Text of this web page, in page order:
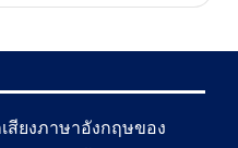
ยงภาษาอังกฤษของ